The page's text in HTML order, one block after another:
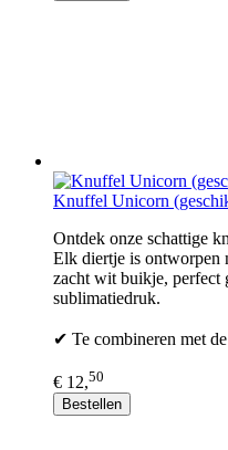
Knuffel Unicorn
Ontdek onze schattige
Elk diertje is ontworpen
zacht wit buikje, perfect
sublimatiedruk.
✔ Te combineren met
€ 12,50
Bestellen